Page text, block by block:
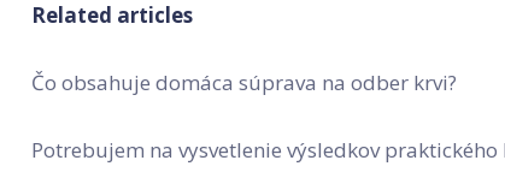
Related articles
Čo obsahuje domáca súprava na odber krvi?
Potrebujem na vysvetlenie výsledkov praktického